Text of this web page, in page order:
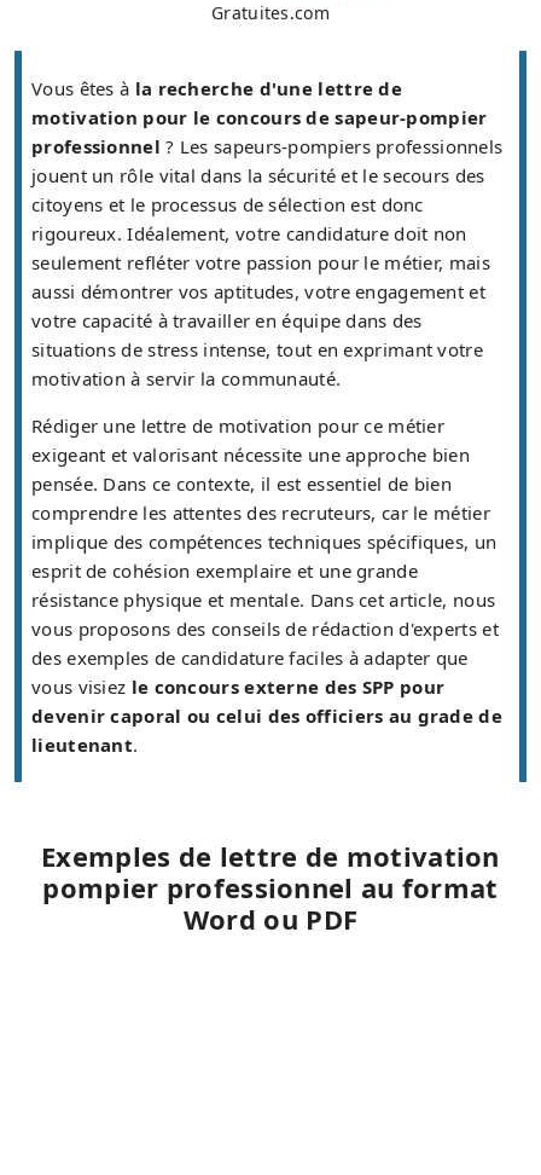
Gratuites.com
Vous êtes à la recherche d'une lettre de
motivation pour le concours de sapeur-pompier
professionnel ? Les sapeurs-pompiers professionnels
jouent un rôle vital dans la sécurité et le secours des
citoyens et le processus de sélection est donc
rigoureux. Idéalement, votre candidature doit non
seulement refléter votre passion pour le métier, mais
aussi démontrer vos aptitudes, votre engagement et
votre capacité à travailler en équipe dans des
situations de stress intense, tout en exprimant votre
motivation à servir la communauté.
Rédiger une lettre de motivation pour ce métier
exigeant et valorisant nécessite une approche bien
pensée. Dans ce contexte, il est essentiel de bien
comprendre les attentes des recruteurs, car le métier
implique des compétences techniques spécifiques, un
esprit de cohésion exemplaire et une grande
résistance physique et mentale. Dans cet article, nous
vous proposons des conseils de rédaction d'experts et
des exemples de candidature faciles à adapter que
vous visiez le concours externe des SPP pour
devenir caporal ou celui des officiers au grade de
lieutenant.
Exemples de lettre de motivation
pompier professionnel au format
Word ou PDF